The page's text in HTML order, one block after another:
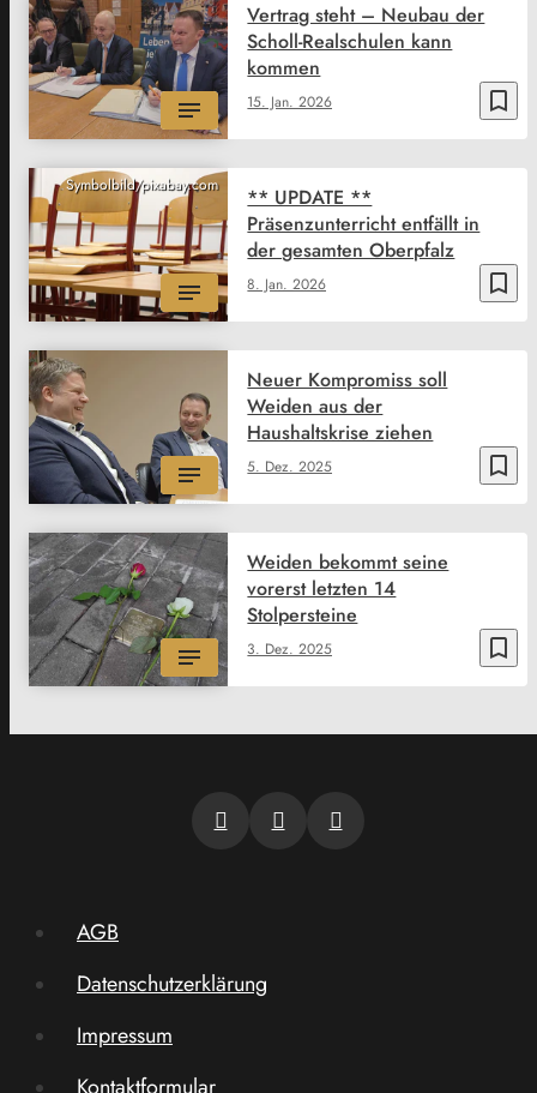
bookmark_border
15. Jan. 2026
Vertrag steht – Neubau der
Scholl-Realschulen kann
kommen
Symbolbild/pixabay.com
bookmark_border
8. Jan. 2026
** UPDATE **
Präsenzunterricht entfällt in
der gesamten Oberpfalz
bookmark_border
5. Dez. 2025
Neuer Kompromiss soll
Weiden aus der
Haushaltskrise ziehen
bookmark_border
3. Dez. 2025
Weiden bekommt seine
vorerst letzten 14
Stolpersteine
AGB
Datenschutzerklärung
Impressum